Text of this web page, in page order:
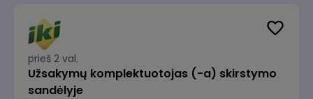
prieš 2 val.
Užsakymų komplektuotojas (-a) skirstymo
sandėlyje